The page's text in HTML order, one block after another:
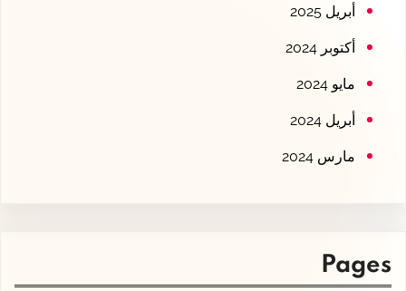
أبريل 2025
أكتوبر 2024
مايو 2024
أبريل 2024
مارس 2024
Pages